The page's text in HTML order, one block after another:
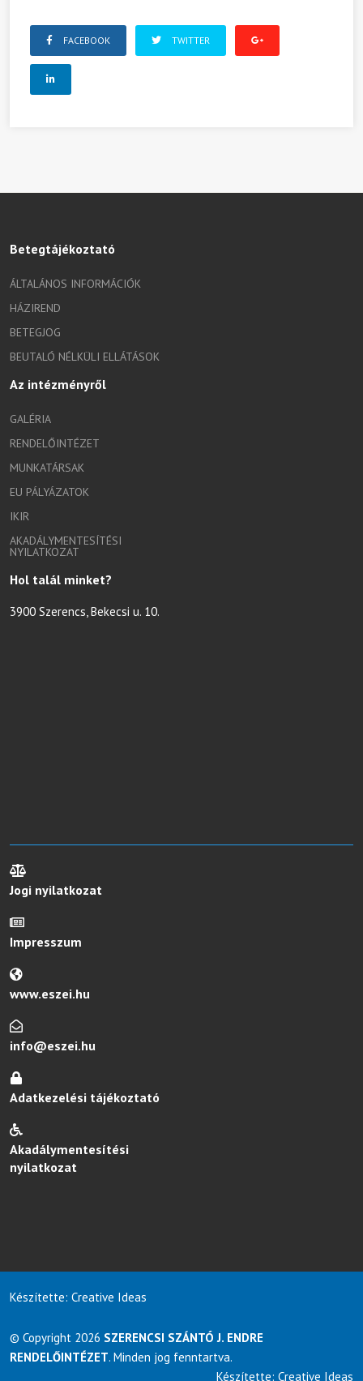
FACEBOOK TWITTER
Betegtájékoztató
ÁLTALÁNOS INFORMÁCIÓK
HÁZIREND
BETEGJOG
BEUTALÓ NÉLKÜLI ELLÁTÁSOK
Az intézményről
GALÉRIA
RENDELŐINTÉZET
MUNKATÁRSAK
EU PÁLYÁZATOK
IKIR
AKADÁLYMENTESÍTÉSI
NYILATKOZAT
Hol talál minket?
3900 Szerencs, Bekecsi u. 10.
Jogi nyilatkozat
Impresszum
www.eszei.hu
info@eszei.hu
Adatkezelési tájékoztató
Akadálymentesítési
nyilatkozat
Készítette: Creative Ideas
© Copyright 2026 SZERENCSI SZÁNTÓ J. ENDRE
RENDELŐINTÉZET. Minden jog fenntartva.
Készítette: Creative Ideas